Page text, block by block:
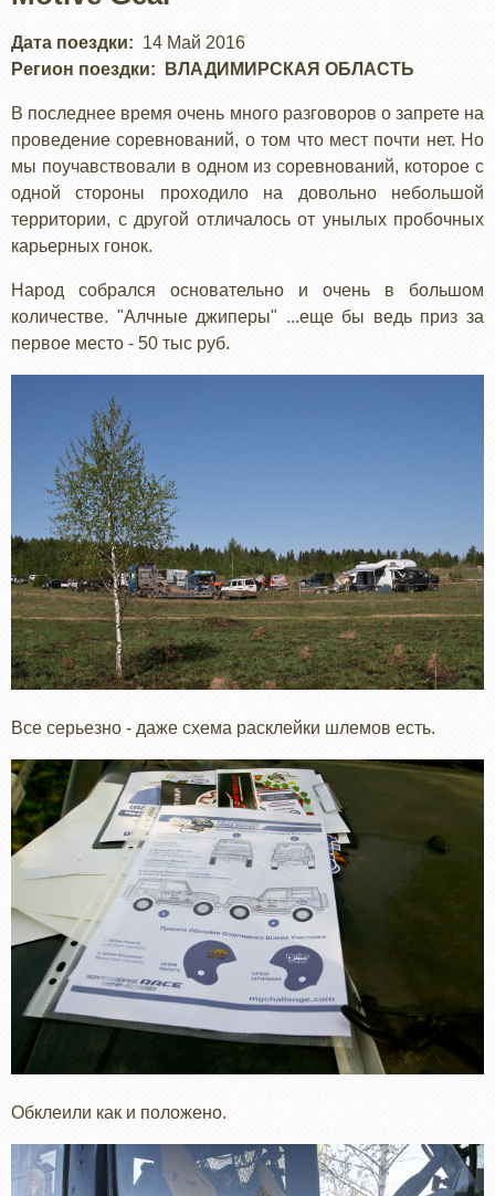
Дата поездки
14 Май 2016
Регион поездки
ВЛАДИМИРСКАЯ ОБЛАСТЬ
В последнее время очень много разговоров о запрете на
проведение соревнований, о том что мест почти нет. Но
мы поучавствовали в одном из соревнований, которое с
одной стороны проходило на довольно небольшой
территории, с другой отличалось от унылых пробочных
карьерных гонок.
Народ собрался основательно и очень в большом
количестве. "Алчные джиперы" ...еще бы ведь приз за
первое место - 50 тыс руб.
Все серьезно - даже схема расклейки шлемов есть.
Обклеили как и положено.